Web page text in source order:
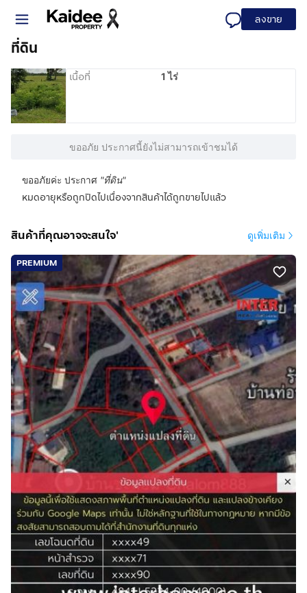
ลงขาย
ที่ดิน
เนื้อที่ 1 ไร่
ขออภัย ประกาศนี้ยังไม่สามารถเข้าชมได้
ขออภัยค่ะ ประกาศ "ที่ดิน"
หมดอายุหรือถูกปิดไปเนื่องจากสินค้าได้ถูกขายไปแล้ว
สินค้าที่คุณอาจจะสนใจ' ดูเพิ่มเติม
PREMIUM